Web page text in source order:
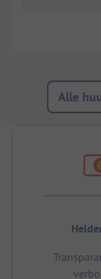
Alle